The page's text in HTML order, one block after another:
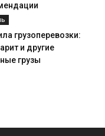
грузоперевозки:
и другие
грузы